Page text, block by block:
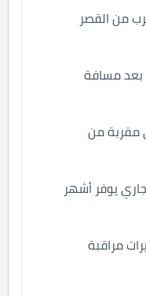
من القصر
بعد مسافة
مقربة من
يوفر أشهر
مراقبة